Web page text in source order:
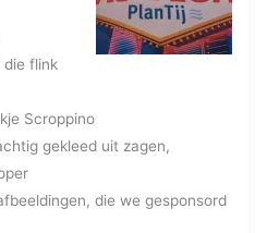
flink
Scroppino
gekleed uit zagen,
die we gesponsord